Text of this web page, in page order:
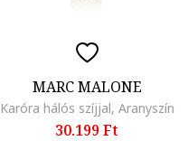
MARC MALONE
Karóra hálós szíjjal, Aranyszín
30.199 Ft